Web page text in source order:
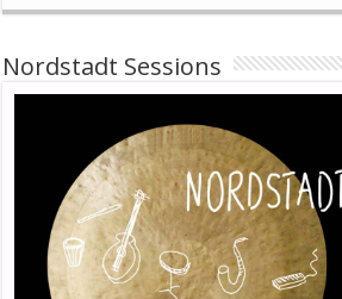
Nordstadt Sessions